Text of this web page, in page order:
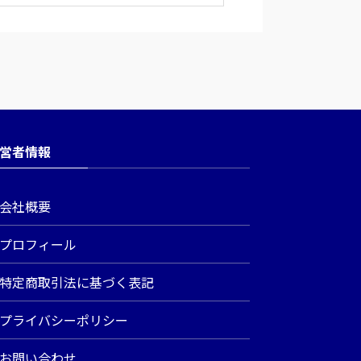
者情報
会社概要
プロフィール
特定商取引法に基づく表記
プライバシーポリシー